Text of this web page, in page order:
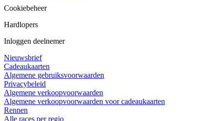
Cookiebeheer
Hardlopers
Inloggen deelnemer
Nieuwsbrief
Cadeaukaarten
Algemene gebruiksvoorwaarden
Privacybeleid
Algemene verkoopvoorwaarden
Algemene verkoopvoorwaarden voor cadeaukaarten
Rennen
Alle races per regio